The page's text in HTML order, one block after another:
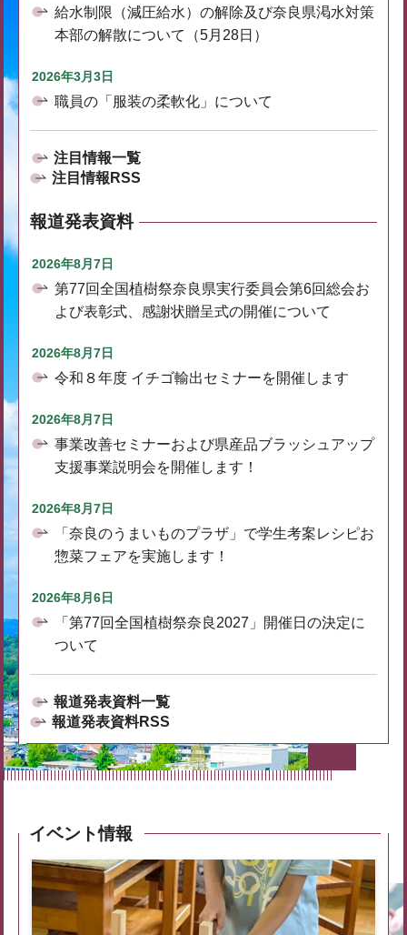
給水制限（減圧給水）の解除及び奈良県渇水対策
本部の解散について（5月28日）
2026年3月3日
職員の「服装の柔軟化」について
注目情報一覧
注目情報RSS
報道発表資料
2026年8月7日
第77回全国植樹祭奈良県実行委員会第6回総会お
よび表彰式、感謝状贈呈式の開催について
2026年8月7日
令和８年度 イチゴ輸出セミナーを開催します
2026年8月7日
事業改善セミナーおよび県産品ブラッシュアップ
支援事業説明会を開催します！
2026年8月7日
「奈良のうまいものプラザ」で学生考案レシピお
惣菜フェアを実施します！
2026年8月6日
「第77回全国植樹祭奈良2027」開催日の決定に
ついて
報道発表資料一覧
報道発表資料RSS
イベント情報